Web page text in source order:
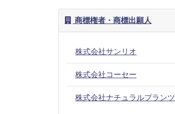
商標権者・商標出願人
株式会社サンリオ
株式会社コーセー
株式会社ナチュラルプランツ